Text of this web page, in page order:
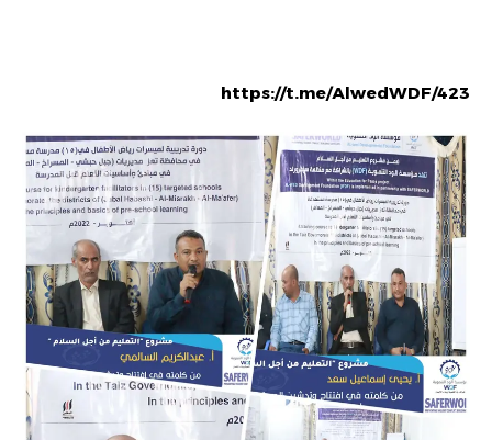
https://t.me/AlwedWDF/423